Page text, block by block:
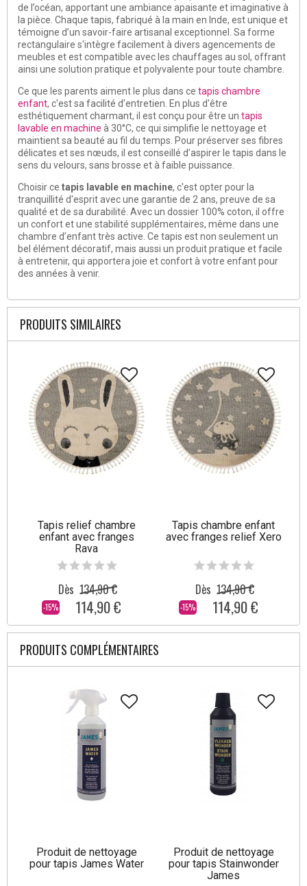
de l’océan, apportant une ambiance apaisante et imaginative à
la pièce. Chaque tapis, fabriqué à la main en Inde, est unique et
témoigne d’un savoir-faire artisanal exceptionnel. Sa forme
rectangulaire s'intègre facilement à divers agencements de
meubles et est compatible avec les chauffages au sol, offrant
ainsi une solution pratique et polyvalente pour toute chambre.
Ce que les parents aiment le plus dans ce tapis chambre
enfant, c'est sa facilité d’entretien. En plus d'être
esthétiquement charmant, il est conçu pour être un tapis
lavable en machine à 30°C, ce qui simplifie le nettoyage et
maintient sa beauté au fil du temps. Pour préserver ses fibres
délicates et ses nœuds, il est conseillé d’aspirer le tapis dans le
sens du velours, sans brosse et à faible puissance.
Choisir ce tapis lavable en machine, c'est opter pour la
tranquillité d'esprit avec une garantie de 2 ans, preuve de sa
qualité et de sa durabilité. Avec un dossier 100% coton, il offre
un confort et une stabilité supplémentaires, même dans une
chambre d’enfant très active. Ce tapis est non seulement un
bel élément décoratif, mais aussi un produit pratique et facile
à entretenir, qui apportera joie et confort à votre enfant pour
des années à venir.
PRODUITS SIMILAIRES
Tapis relief chambre
enfant avec franges
Rava
-15%
Dès 134,90 €
114,90 €
Tapis chambre enfant
avec franges relief Xero
-15%
Dès 134,90 €
114,90 €
PRODUITS COMPLÉMENTAIRES
Produit de nettoyage
pour tapis James Water
Produit de nettoyage
pour tapis Stainwonder
James